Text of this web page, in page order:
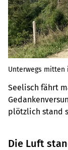
Unterwegs mitten
Seelisch fährt
plötzlich stand
Die Luft